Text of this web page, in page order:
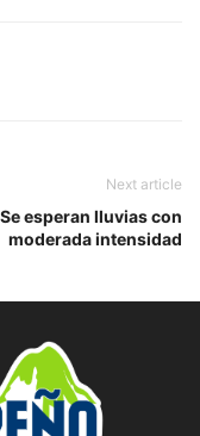
Next article
Se esperan lluvias con
moderada intensidad